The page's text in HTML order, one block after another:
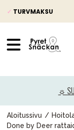
✓ TURVMAKSU
☼
Aloitussivu
Done by Deer